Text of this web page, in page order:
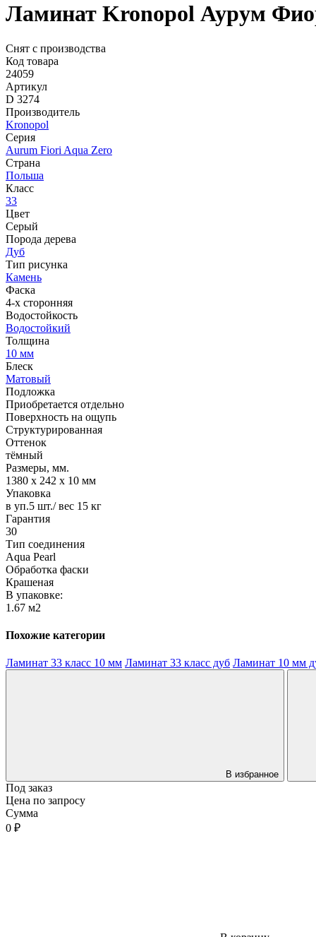
Ламинат Kronopol Аурум
Снят с производства
Код товара
24059
Артикул
D 3274
Производитель
Kronopol
Серия
Aurum Fiori Aqua Zero
Страна
Польша
Класс
33
Цвет
Серый
Порода дерева
Дуб
Тип рисунка
Камень
Фаска
4-х сторонняя
Водостойкость
Водостойкий
Толщина
10 мм
Блеск
Матовый
Подложка
Приобретается отдельно
Поверхность на ощупь
Структурированная
Оттенок
тёмный
Размеры, мм.
1380 х 242 х 10 мм
Упаковка
в уп.5 шт./ вес 15 кг
Гарантия
30
Тип соединения
Aqua Pearl
Обработка фаски
Крашеная
В упаковке:
1.67 м2
Похожие категории
Ламинат 33 класс 10 мм Ламинат 33 класс дуб Ламинат 10 мм
В избранное
Под заказ
Цена по запросу
Сумма
0 ₽